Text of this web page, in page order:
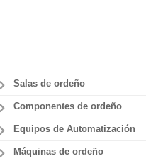
Salas de ordeño
Componentes de ordeño
Equipos de Automatización
Máquinas de ordeño